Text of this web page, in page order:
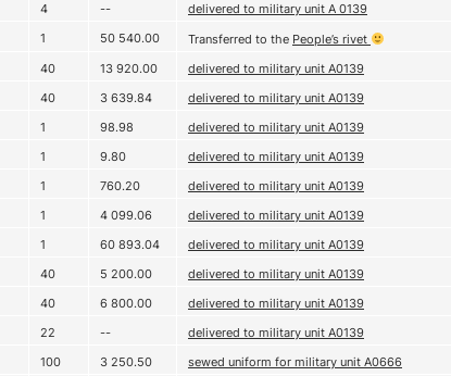
4 --
delivered to military unit А 0139
1 50 540.00 Transferred to the People’s rivet
40 13 920.00
delivered to military unit A0139
40 3 639.84
delivered to military unit A0139
1 98.98
delivered to military unit A0139
1 9.80
delivered to military unit A0139
1 760.20
delivered to military unit A0139
1 4 099.06
delivered to military unit A0139
1 60 893.04
delivered to military unit A0139
40 5 200.00
delivered to military unit A0139
40 6 800.00
delivered to military unit A0139
22 --
delivered to military unit A0139
100 3 250.50
sewed uniform for military unit A0666